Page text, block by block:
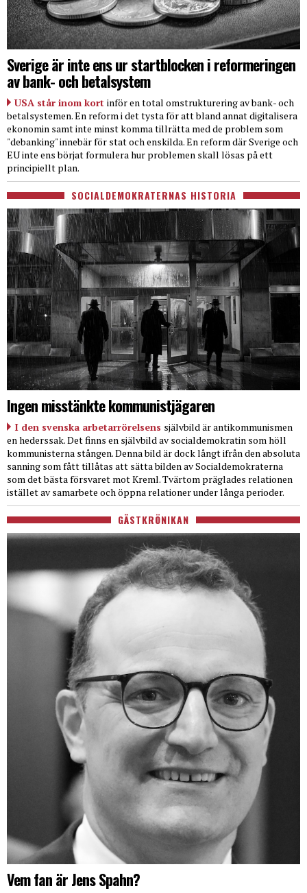
Sverige är inte ens ur startblocken i reformeringen
av bank- och betalsystem
USA står inom kort inför en total omstrukturering av bank- och
betalsystemen. En reform i det tysta för att bland annat digitalisera
ekonomin samt inte minst komma tillrätta med de problem som
"debanking" innebär för stat och enskilda. En reform där Sverige och
EU inte ens börjat formulera hur problemen skall lösas på ett
principiellt plan.
SOCIALDEMOKRATERNAS HISTORIA
Ingen misstänkte kommunistjägaren
I den svenska arbetarrörelsens självbild är antikommunismen
en hederssak. Det finns en självbild av socialdemokratin som höll
kommunisterna stången. Denna bild är dock långt ifrån den absoluta
sanning som fått tillåtas att sätta bilden av Socialdemokraterna
som det bästa försvaret mot Kreml. Tvärtom präglades relationen
istället av samarbete och öppna relationer under långa perioder.
GÄSTKRÖNIKAN
Vem fan är Jens Spahn?